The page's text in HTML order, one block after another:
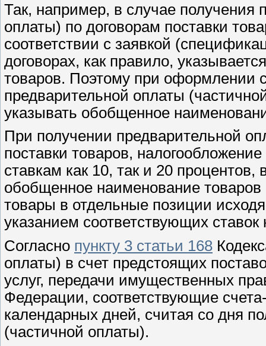
Так, например, в случае получения
оплаты) по договорам поставки
соответствии с заявкой
договорах, как правило,
товаров. Поэтому при оформлении
предварительной оплаты
указывать обобщенное
При получении предварительной
поставки товаров,
ставкам как 10, так и 20
обобщенное наименование
товары в отдельные позиции
указанием соответствующих ставок
Согласно пункту 3 статьи 168
оплаты) в счет предстоящих
услуг, передачи имущественных
Федерации, соответствующие
календарных дней, считая со дня
(частичной оплаты).